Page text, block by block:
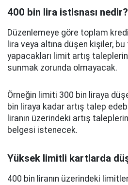
400 bin lira istisnası nedir?
Düzenlemeye göre toplam
lira veya altına düşen kişiler,
yapacakları limit artış
sunmak zorunda olmayacak.
Örneğin limiti 300 bin liraya
bin liraya kadar artış talep
liranın üzerindeki artış
belgesi istenecek.
Yüksek limitli kartlarda
400 bin liranın üzerindeki